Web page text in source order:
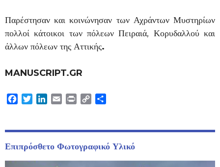
Παρέστησαν και κοινώνησαν των Αχράντων Μυστηρίων
πολλοί κάτοικοι των πόλεων Πειραιά, Κορυδαλλού και
άλλων πόλεων της Αττικής.
MANUSCRIPT.GR
Facebook
TwitterLinkedIn
EmailPrint Copy
Επιπρόσθετο Φωτογραφικό Υλικό